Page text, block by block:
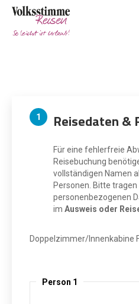
1 Reisedaten &
Für eine fehlerfreie
Reisebuchung
vollständigen Namen
Personen. Bitte tragen
personenbezogenen
im Ausweis oder
Doppelzimmer/Innenkabine
Person 1